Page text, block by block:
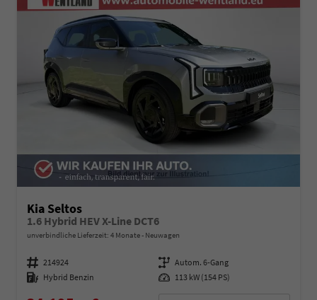
Kia Seltos
1.6 Hybrid HEV X-Line DCT6
unverbindliche Lieferzeit: 4 Monate Neuwagen
Fahrzeugnummer 214924 Getriebe Autom. 6-Gang
Kraftstoff Hybrid Benzin Leistung 113 kW (154 PS)